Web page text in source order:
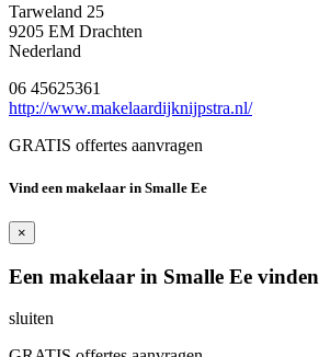
Tarweland 25
9205 EM Drachten
Nederland
06 45625361
http://www.makelaardijknijpstra.nl/
GRATIS offertes aanvragen
Vind een makelaar in Smalle Ee
×
Een makelaar in Smalle Ee vinden
sluiten